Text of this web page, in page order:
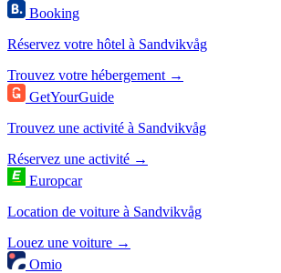
Booking
Réservez votre hôtel à Sandvikvåg
Trouvez votre hébergement →
GetYourGuide
Trouvez une activité à Sandvikvåg
Réservez une activité →
Europcar
Location de voiture à Sandvikvåg
Louez une voiture →
Omio